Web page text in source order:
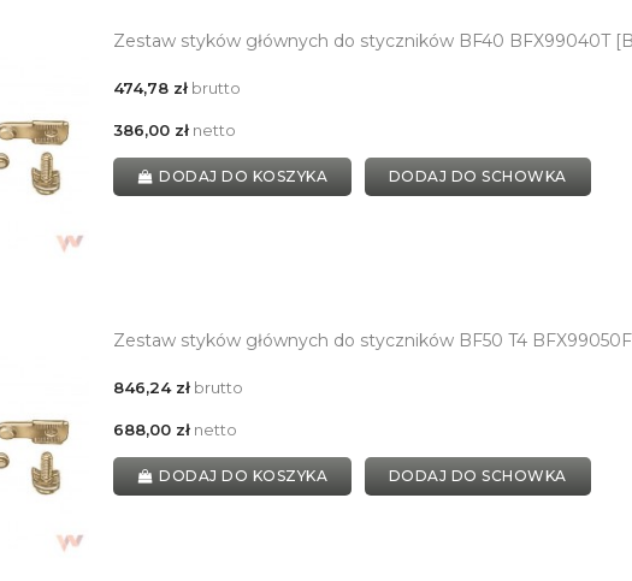
Zestaw styków głównych do styczników BF40 BFX99040T
474,78 złbrutto
386,00 złnetto
DODAJ DO KOSZYKA DODAJ DO SCHOWKA
Zestaw styków głównych do styczników BF50 T4
846,24 złbrutto
688,00 złnetto
DODAJ DO KOSZYKA DODAJ DO SCHOWKA